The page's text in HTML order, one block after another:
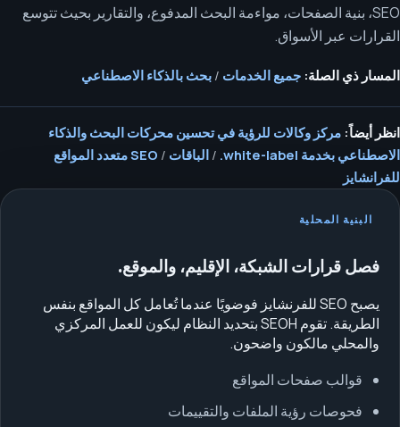
SEO، بنية الصفحات، مواءمة البحث المدفوع، والتقارير بحيث تتوسع
القرارات عبر الأسواق.
المسار ذي الصلة: جميع الخدمات / بحث بالذكاء الاصطناعي
انظر أيضاً: مركز وكالات للرؤية في تحسين محركات البحث والذكاء
الاصطناعي بخدمة white-label.
/ الباقات /
SEO متعدد المواقع
للفرانشايز
البنية المحلية
فصل قرارات الشبكة، الإقليم، والموقع.
يصبح SEO للفرنشايز فوضويًا عندما تُعامل كل المواقع بنفس
الطريقة. تقوم SEOH بتحديد النظام ليكون للعمل المركزي
والمحلي مالكون واضحون.
قوالب صفحات المواقع
فحوصات رؤية الملفات والتقييمات